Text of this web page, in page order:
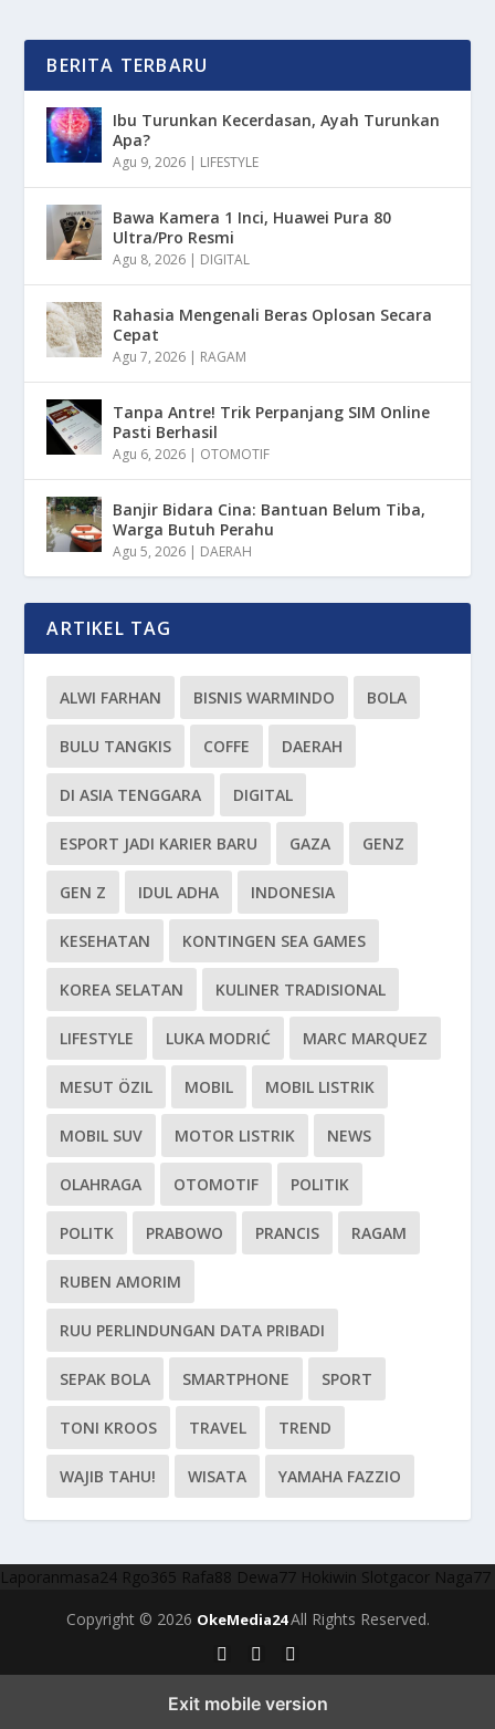
BERITA TERBARU
Ibu Turunkan Kecerdasan, Ayah Turunkan
Apa?
Agu 9, 2026 | LIFESTYLE
Bawa Kamera 1 Inci, Huawei Pura 80
Ultra/Pro Resmi
Agu 8, 2026 | DIGITAL
Rahasia Mengenali Beras Oplosan Secara
Cepat
Agu 7, 2026 | RAGAM
Tanpa Antre! Trik Perpanjang SIM Online
Pasti Berhasil
Agu 6, 2026 | OTOMOTIF
Banjir Bidara Cina: Bantuan Belum Tiba,
Warga Butuh Perahu
Agu 5, 2026 | DAERAH
ARTIKEL TAG
ALWI FARHAN BISNIS WARMINDO BOLA
BULU TANGKIS COFFE DAERAH
DI ASIA TENGGARA DIGITAL
ESPORT JADI KARIER BARU GAZA GENZ
GEN Z IDUL ADHA INDONESIA
KESEHATAN KONTINGEN SEA GAMES
KOREA SELATAN KULINER TRADISIONAL
LIFESTYLE LUKA MODRIĆ MARC MARQUEZ
MESUT ÖZIL MOBIL MOBIL LISTRIK
MOBIL SUV MOTOR LISTRIK NEWS
OLAHRAGA OTOMOTIF POLITIK
POLITK PRABOWO PRANCIS RAGAM
RUBEN AMORIM
RUU PERLINDUNGAN DATA PRIBADI
SEPAK BOLA SMARTPHONE SPORT
TONI KROOS TRAVEL TREND
WAJIB TAHU! WISATA YAMAHA FAZZIO
Laporanmasa24 Rgo365 Rafa88 Dewa77 Hokiwin Slotgacor Naga77
Copyright © 2026 OkeMedia24All Rights Reserved.
Exit mobile version